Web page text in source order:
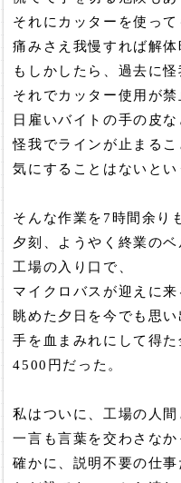
それにカッターを使って
痛みさえ我慢すれば解体
もしかしたら、過去に怪
それでカッター使用が
日雇いバイトの手の皮な
怪我でラインが止まるこ
気にすることはないとい
そんな作業を7時間余り
夕刻、ようやく終業のベ
工場の入り口で、
マイクロバスが迎えに来
眺めた夕日を今でも思い
手を血まみれにして得た
4500円だった。
私はついに、工場の人間
一言も言葉を交わさなか
確かに、説明不要の仕事